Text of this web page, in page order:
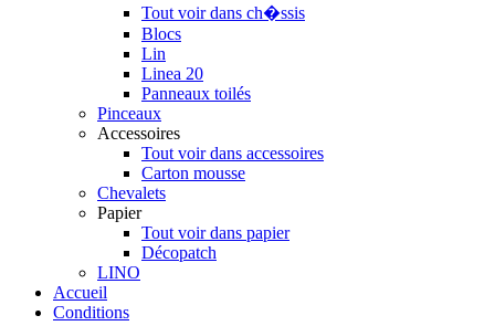
Tout voir dans ch�ssis
Blocs
Lin
Linea 20
Panneaux toilés
Pinceaux
Accessoires
Tout voir dans accessoires
Carton mousse
Chevalets
Papier
Tout voir dans papier
Décopatch
LINO
Accueil
Conditions